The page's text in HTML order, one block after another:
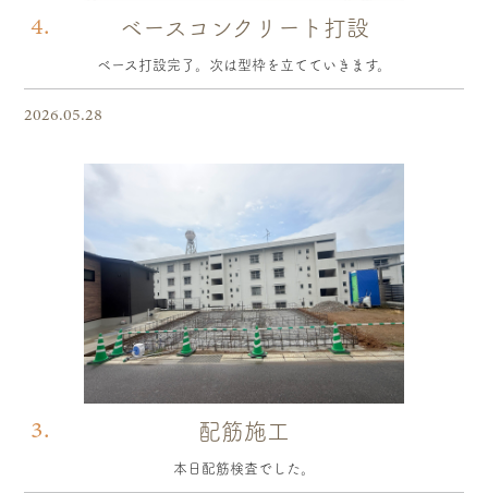
4. ベースコンクリート打設
ベース打設完了。次は型枠を立てていきます。
2026.05.28
3. 配筋施工
本日配筋検査でした。